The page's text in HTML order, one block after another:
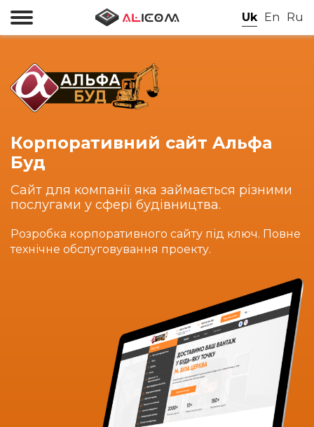
Uk En Ru
Корпоративний сайт Aльфа
Буд
Сайт для компанії яка займається різними
послугами у сфері будівництва.
Розробка корпоративного сайту під ключ. Повне
технічне обслуговування проекту.